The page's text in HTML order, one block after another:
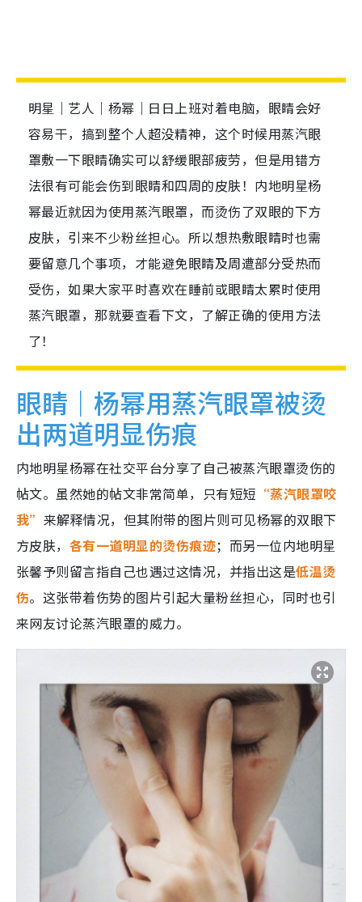
明星｜艺人｜杨幂｜日日上班对着电脑，眼睛会好
容易干，搞到整个人超没精神，这个时候用蒸汽眼
罩敷一下眼睛确实可以舒缓眼部疲劳，但是用错方
法很有可能会伤到眼睛和四周的皮肤！内地明星杨
幂最近就因为使用蒸汽眼罩，而烫伤了双眼的下方
皮肤，引来不少粉丝担心。所以想热敷眼睛时也需
要留意几个事项，才能避免眼睛及周遭部分受热而
受伤，如果大家平时喜欢在睡前或眼睛太累时使用
蒸汽眼罩，那就要查看下文，了解正确的使用方法
了！
眼睛｜杨幂用蒸汽眼罩被烫
出两道明显伤痕
内地明星杨幂在社交平台分享了自己被蒸汽眼罩烫伤的
帖文。虽然她的帖文非常简单，只有短短 “蒸汽眼罩咬
我” 来解释情况，但其附带的图片则可见杨幂的双眼下
方皮肤， 各有一道明显的烫伤痕迹；而另一位内地明星
张馨予则留言指自己也遇过这情况，并指出这是低温烫
伤。这张带着伤势的图片引起大量粉丝担心，同时也引
来网友讨论蒸汽眼罩的威力。